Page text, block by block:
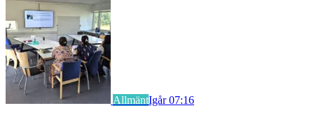
AllmäntIgår 07:16